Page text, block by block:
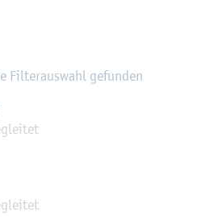
Fil­ter­aus­wahl ge­fun­den